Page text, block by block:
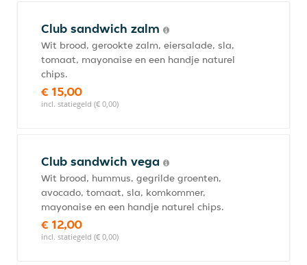
Club sandwich zalm
Wit brood, gerookte zalm, eiersalade, sla,
tomaat, mayonaise en een handje naturel
chips.
€ 15,00
incl. statiegeld (€ 0,00)
Club sandwich vega
Wit brood, hummus, gegrilde groenten,
avocado, tomaat, sla, komkommer,
mayonaise en een handje naturel chips.
€ 12,00
incl. statiegeld (€ 0,00)